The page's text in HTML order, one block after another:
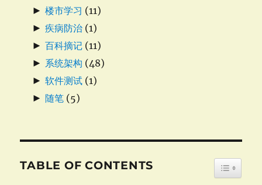
► 楼市学习 (11)
► 疾病防治 (1)
► 百科摘记 (11)
► 系统架构 (48)
► 软件测试 (1)
► 随笔 (5)
TABLE OF CONTENTS